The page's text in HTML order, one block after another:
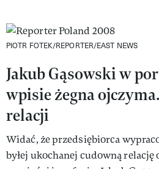
PIOTR FOTEK/REPORTER/EAST NEWS
Jakub Gąsowski w
wpisie żegna
relacji
Widać, że przedsiębiorca
byłej ukochanej cudowną relację